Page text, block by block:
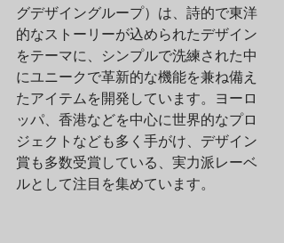
グデザイングループ）は、詩的で東洋
的なストーリーが込められたデザイン
をテーマに、シンプルで洗練された中
にユニークで革新的な機能を兼ね備え
たアイテムを開発しています。ヨーロ
ッパ、香港などを中心に世界的なプロ
ジェクトなども多く手がけ、デザイン
賞も多数受賞している、実力派レーベ
ルとして注目を集めています。